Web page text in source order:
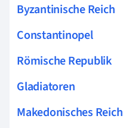
Byzantinische Reich
Constantinopel
Römische Republik
Gladiatoren
Makedonisches Reich